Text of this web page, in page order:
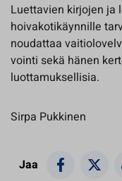
Luettavien kirjojen ja
hoivakotikäynnille
noudattaa
vointi sekä hänen
luottamuksellisia.
Sirpa Pukkinen
Jaa